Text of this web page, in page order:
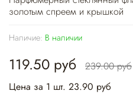
Наличие: В наличии
119.50 руб
239.00 руб
Цена за 1 шт. 23.90 руб
золотым спреем и крышкой